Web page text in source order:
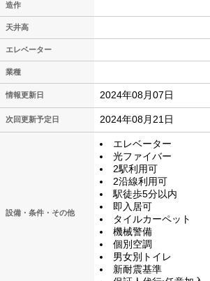
造作
天井高
エレベーター
業種
情報更新日 2024年08月07日
次回更新予定日 2024年08月21日
設備・条件・その他
エレベーター
光ファイバー
2駅利用可
2沿線利用可
駅徒歩5分以内
即入居可
タイルカーペット
機械警備
個別空調
男女別トイレ
新耐震基準